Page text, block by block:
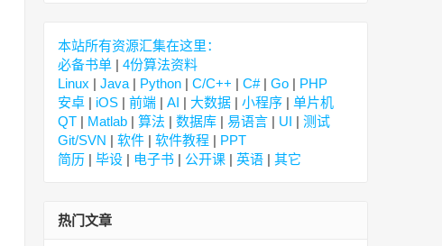
本站所有资源汇集在这里：
必备书单 | 4份算法资料
Linux | Java | Python | C/C++ | C#| Go | PHP
安卓 | iOS | 前端 | AI | 大数据 | 小程序 | 单片机
QT | Matlab | 算法 | 数据库 | 易语言 | UI | 测试
Git/SVN | 软件 | 软件教程 | PPT
简历 | 毕设 | 电子书 | 公开课 | 英语 | 其它
热门文章